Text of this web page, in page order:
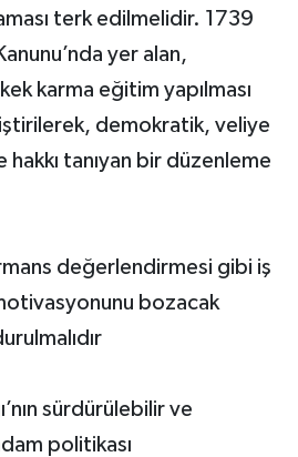
terk edilmelidir. 1739
yer alan,
karma eğitim yapılması
demokratik, veliye
tanıyan bir düzenleme
değerlendirmesi gibi iş
motivasyonunu bozacak
sürdürülebilir ve
politikası